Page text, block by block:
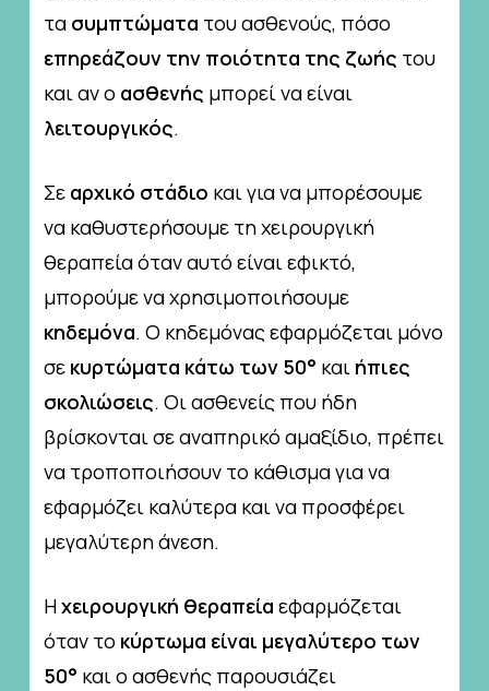
τα συμπτώματα του ασθενούς, πόσο
επηρεάζουν την ποιότητα της ζωής του
και αν ο ασθενής μπορεί να είναι
λειτουργικός.
Σε αρχικό στάδιο και για να μπορέσουμε
να καθυστερήσουμε τη χειρουργική
θεραπεία όταν αυτό είναι εφικτό,
μπορούμε να χρησιμοποιήσουμε
κηδεμόνα. Ο κηδεμόνας εφαρμόζεται μόνο
σε κυρτώματα κάτω των 50° και ήπιες
σκολιώσεις. Οι ασθενείς που ήδη
βρίσκονται σε αναπηρικό αμαξίδιο, πρέπει
να τροποποιήσουν το κάθισμα για να
εφαρμόζει καλύτερα και να προσφέρει
μεγαλύτερη άνεση.
Ηχειρουργική θεραπεία εφαρμόζεται
όταν το κύρτωμα είναι μεγαλύτερο των
50° και ο ασθενής παρουσιάζει